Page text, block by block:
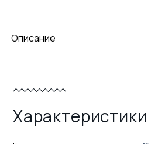
Описание
Характеристики